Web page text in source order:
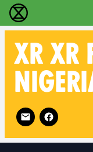
extinction
XR XR
Follow XR XR